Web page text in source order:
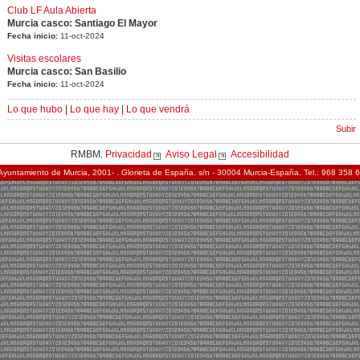
Club LF Aula Abierta
Murcia casco: Santiago El Mayor
Fecha inicio: 11-oct-2024
Visitas escolares
Murcia casco: San Basilio
Fecha inicio: 11-oct-2024
Lo que hubo Lo que hay Lo que vendrá
Subir
RMBM. Privacidad Aviso Legal Accesibilidad
de Murcia, 2001- . Glorieta de España. s/n - 30004 Murcia-España. Tel.: 968 358